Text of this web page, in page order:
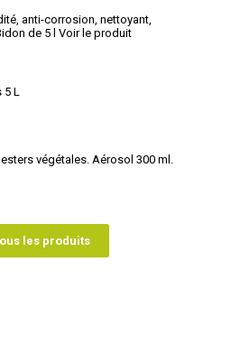
anti-corrosion, nettoyant,
de 5 l Voir le produit
L
végétales. Aérosol 300 ml.
les produits